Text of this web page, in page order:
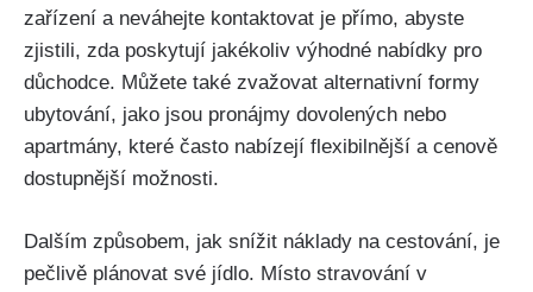
zařízení a neváhejte kontaktovat je přímo, abyste
zjistili, zda poskytují jakékoliv výhodné nabídky pro
důchodce. Můžete také zvažovat alternativní formy
ubytování, jako jsou pronájmy dovolených nebo
apartmány, které často nabízejí flexibilnější a cenově
dostupnější možnosti.
Dalším způsobem, jak snížit náklady na cestování, je
pečlivě plánovat své jídlo. Místo stravování v